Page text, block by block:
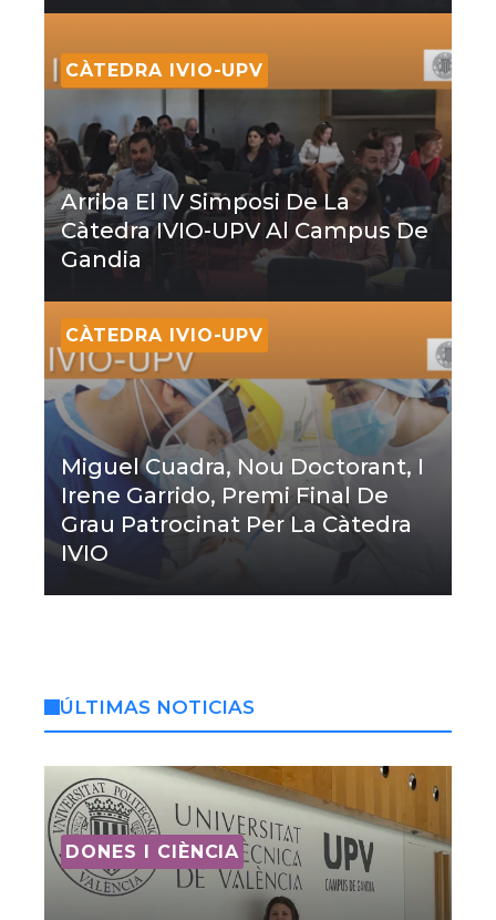
CÀTEDRA IVIO-UPV
Arriba El IV Simposi De La
Càtedra IVIO-UPV Al Campus De
Gandia
CÀTEDRA IVIO-UPV
Miguel Cuadra, Nou Doctorant, I
Irene Garrido, Premi Final De
Grau Patrocinat Per La Càtedra
IVIO
ÚLTIMAS NOTICIAS
DONES I CIÈNCIA